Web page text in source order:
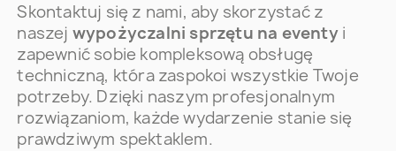
Skontaktuj się z nami, aby skorzystać z
naszej wypożyczalni sprzętu na eventyi
zapewnić sobie kompleksową obsługę
techniczną, która zaspokoi wszystkie Twoje
potrzeby. Dzięki naszym profesjonalnym
rozwiązaniom, każde wydarzenie stanie się
prawdziwym spektaklem.